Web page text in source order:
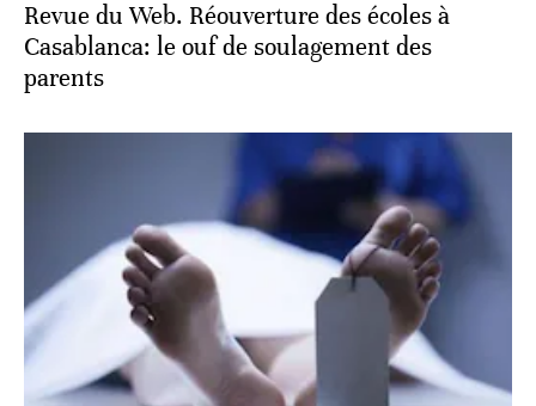
Revue du Web. Réouverture des écoles à
Casablanca: le ouf de soulagement des
parents